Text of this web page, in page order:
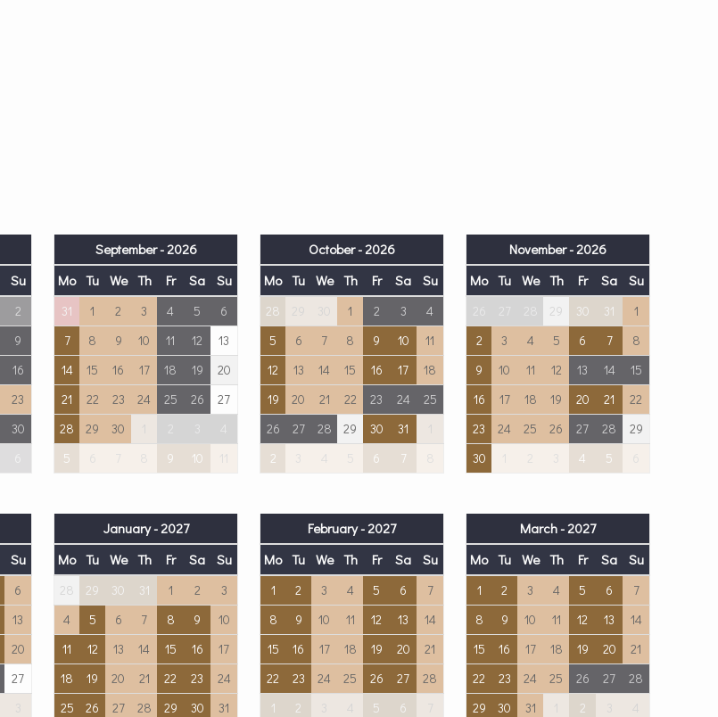
Su
2
9
16
23
30
September - 2026
Mo Tu We Th Fr Sa Su
31 1 2 3 4 5
6
7
8 9 10 11 12
13
14
15 16 17 18 19
20
21
22 23 24 25 26
27
28
29 30 1
5
8 9 10 11
October - 2026
Mo Tu We Th Fr Sa Su
28 1 2 3
4
5
6 7 8 9 10
11
12
13 14 15 16 17
18
19
20 21 22 23 24
25
26
27 28 29 30 31
1
2
4 5 6 7 8
November - 2026
Mo Tu We Th Fr Sa Su
29 30 31
1
2
3 4 5 6 7
8
9
10 11 12 13 14
15
16
17 18 19 20 21
22
23
24 25 26 27 28
29
30
1 4 5
Su
6
13
20
27
January - 2027
Mo Tu We Th Fr Sa Su
28 29 30 31 1 2
3
4
5 6 7 8 9
10
11
12 13 14 15 16
17
18
19 20 21 22 23
24
25
26 27 28 29 30
31
February - 2027
Mo Tu We Th Fr Sa Su
1 2 3 4 5 6
7
8
9 10 11 12 13
14
15
16 17 18 19 20
21
22
23 24 25 26 27
28
1
2 4 5 6
March - 2027
Mo Tu We Th Fr Sa Su
1 2 3 4 5 6
7
8
9 10 11 12 13
14
15
16 17 18 19 20
21
22
23 24 25 26 27
28
29
30 31 1 2
4